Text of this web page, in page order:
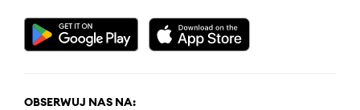
OBSERWUJ NAS NA: